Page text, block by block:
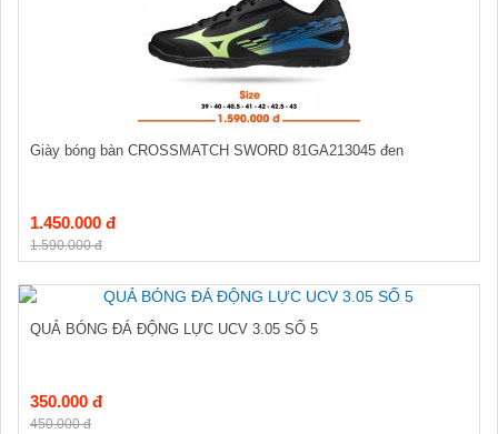
Giày bóng bàn CROSSMATCH SWORD 81GA213045 đen
1.450.000 đ
1.590.000 đ
QUẢ BÓNG ĐÁ ĐỘNG LỰC UCV 3.05 SỐ 5
350.000 đ
450.000 đ